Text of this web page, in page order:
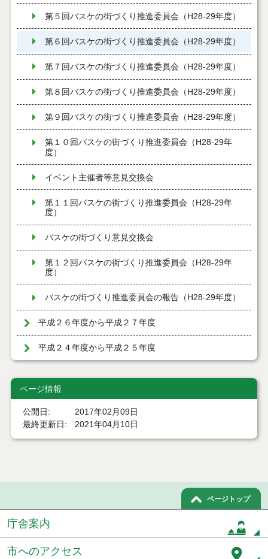
第５回バスケの街づくり推進委員会（H28-29年度）
第６回バスケの街づくり推進委員会（H28-29年度）
第７回バスケの街づくり推進委員会（H28-29年度）
第８回バスケの街づくり推進委員会（H28-29年度）
第９回バスケの街づくり推進委員会（H28-29年度）
第１０回バスケの街づくり推進委員会（H28-29年
度）
イベント主催者等意見交換会
第１１回バスケの街づくり推進委員会（H28-29年
度）
バスケの街づくり意見交換会
第１２回バスケの街づくり推進委員会（H28-29年
度）
バスケの街づくり推進委員会の報告（H28-29年度）
平成２６年度から平成２７年度
平成２４年度から平成２５年度
ページ情報
公開日
2017年02月09日
最終更新日
2021年04月10日
ページトップ
庁舎案内
市へのアクセス